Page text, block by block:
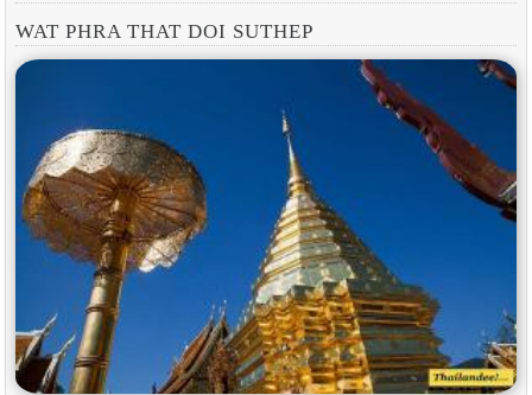
WAT PHRA THAT DOI SUTHEP